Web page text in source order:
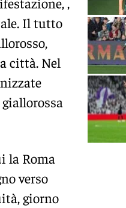
Il tutto
città. Nel
la Roma
verso
giorno